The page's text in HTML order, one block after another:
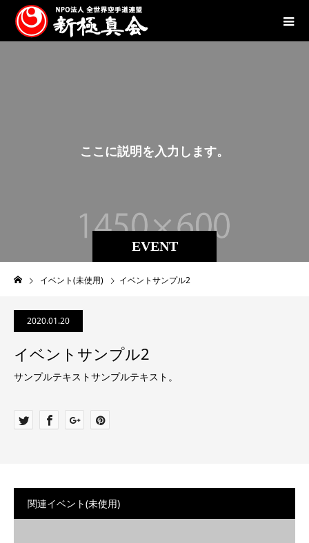
EVENT
こ こ に 説明 を 入 力 し ま す
こ
イベント(未使用) イベントサンプル2
2020.01.20
イベントサンプル2
サンプルテキストサンプルテキスト。
関連イベント(未使用)